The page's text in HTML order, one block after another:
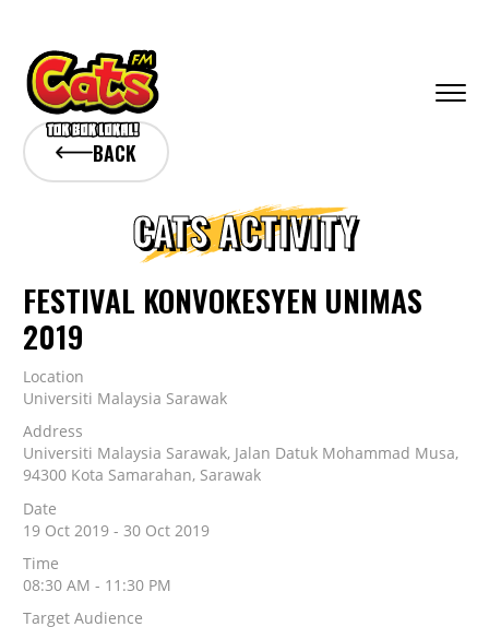
BACK
CATS ACTIVITY
FESTIVAL KONVOKESYEN UNIMAS
2019
Location
Universiti Malaysia Sarawak
Address
Universiti Malaysia Sarawak, Jalan Datuk Mohammad Musa,
94300 Kota Samarahan, Sarawak
Date
19 Oct 2019 - 30 Oct 2019
Time
08:30 AM - 11:30 PM
Target Audience